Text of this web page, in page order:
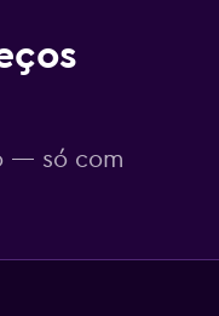
— só com